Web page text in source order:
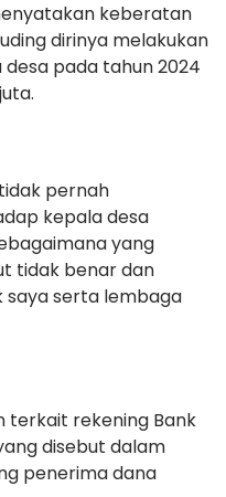
keberatan
dirinya melakukan
pada tahun 2024
pernah
kepala desa
yang
tidak benar dan
saya serta lembaga
terkait rekening Bank
disebut dalam
penerima dana